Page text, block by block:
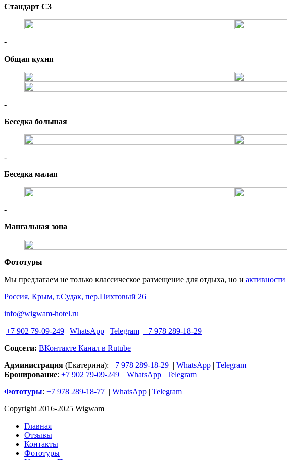
Стандарт С3
-
Общая кухня
-
Беседка большая
-
Беседка малая
-
Мангальная зона
Фототуры
Мы предлагаем не только классическое размещение для отдыха, но и активности
Россия, Крым, г.Судак, пер.Пихтовый 26
info@wigwam-hotel.ru
+7 902 79-09-249 | WhatsApp | Telegram +7 978 289-18-29
Соцсети: ВКонтакте Канал в Rutube
Администрация (Екатерина): +7 978 289-18-29 | WhatsApp | Telegram
Бронирование: +7 902 79-09-249 | WhatsApp | Telegram
Фототуры: +7 978 289-18-77 | WhatsApp | Telegram
Copyright 2016-2025 Wigwam
Главная
Отзывы
Контакты
Фототуры